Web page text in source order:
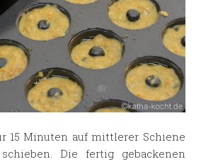
15 Minuten auf mittlerer Schiene
Die fertig gebackenen